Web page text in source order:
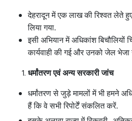
देहरादून में एक लाख की रिश्वत लेते
लिया गया.
इसी अभियान में अधिकांश बिचौलियों
कार्यवाही की गई और उनको जेल भेजा
धर्मांतरण एवं अन्य सरकारी जांच
धर्मांतरण से जुड़े मामलों में भी हमने
हैं कि वे सभी रिपोर्टें संकलित करें.